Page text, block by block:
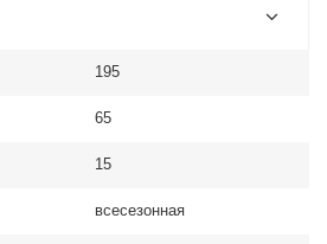
195
65
15
всесезонная